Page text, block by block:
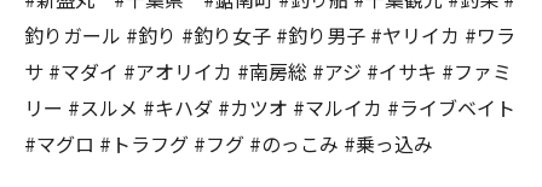
釣りガール #釣り #釣り女子 #釣り男子 #ヤリイカ #ワラ
サ #マダイ #アオリイカ #南房総 #アジ #イサキ #ファミ
リー #スルメ #キハダ #カツオ #マルイカ #ライブベイト
#マグロ #トラフグ #フグ #のっこみ #乗っ込み